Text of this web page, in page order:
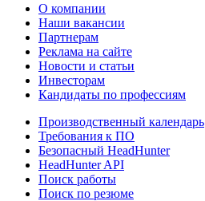
О компании
Наши вакансии
Партнерам
Реклама на сайте
Новости и статьи
Инвесторам
Кандидаты по профессиям
Производственный календарь
Требования к ПО
Безопасный HeadHunter
HeadHunter API
Поиск работы
Поиск по резюме